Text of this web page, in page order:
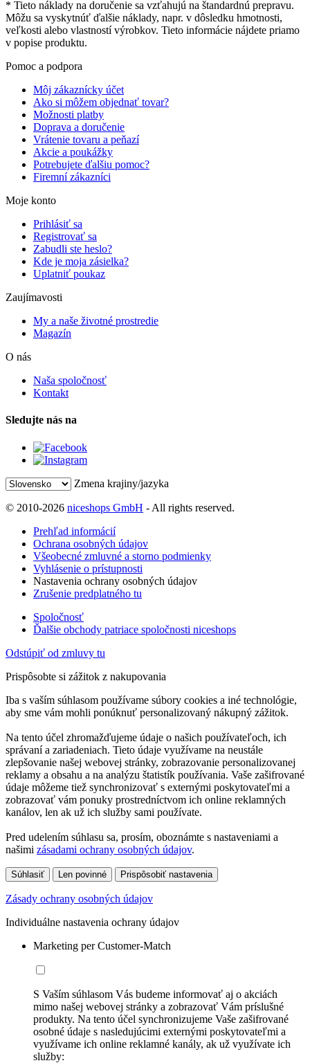
* Tieto náklady na doručenie sa vzťahujú na štandardnú prepravu.
Môžu sa vyskytnúť ďalšie náklady, napr. v dôsledku hmotnosti,
veľkosti alebo vlastností výrobkov. Tieto informácie nájdete priamo
v popise produktu.
Pomoc a podpora
Môj zákaznícky účet
Ako si môžem objednať tovar?
Možnosti platby
Doprava a doručenie
Vrátenie tovaru a peňazí
Akcie a poukážky
Potrebujete ďalšiu pomoc?
Firemní zákazníci
Moje konto
Prihlásiť sa
Registrovať sa
Zabudli ste heslo?
Kde je moja zásielka?
Uplatniť poukaz
Zaujímavosti
My a naše životné prostredie
Magazín
O nás
Naša spoločnosť
Kontakt
Sledujte nás na
Zmena krajiny/jazyka
© 2010-2026 niceshops GmbH - All rights reserved.
Prehľad informácií
Ochrana osobných údajov
Všeobecné zmluvné a storno podmienky
Vyhlásenie o prístupnosti
Nastavenia ochrany osobných údajov
Zrušenie predplatného tu
Spoločnosť
Ďalšie obchody patriace spoločnosti niceshops
Odstúpiť od zmluvy tu
Prispôsobte si zážitok z nakupovania
Iba s vaším súhlasom používame súbory cookies a iné technológie,
aby sme vám mohli ponúknuť personalizovaný nákupný zážitok.
Na tento účel zhromažďujeme údaje o našich používateľoch, ich
správaní a zariadeniach. Tieto údaje využívame na neustále
zlepšovanie našej webovej stránky, zobrazovanie personalizovanej
reklamy a obsahu a na analýzu štatistík používania. Vaše zašifrované
údaje môžeme tiež synchronizovať s externými poskytovateľmi a
zobrazovať vám ponuky prostredníctvom ich online reklamných
kanálov, len ak už ich služby sami používate.
Pred udelením súhlasu sa, prosím, oboznámte s nastaveniami a
našimi zásadami ochrany osobných údajov.
Súhlasiť Len povinné Prispôsobiť nastavenia
Zásady ochrany osobných údajov
Individuálne nastavenia ochrany údajov
Marketing per Customer-Match
S Vaším súhlasom Vás budeme informovať aj o akciách
mimo našej webovej stránky a zobrazovať Vám príslušné
produkty. Na tento účel synchronizujeme Vaše zašifrované
osobné údaje s nasledujúcimi externými poskytovateľmi a
využívame ich online reklamné kanály, ak už využívate ich
služby: